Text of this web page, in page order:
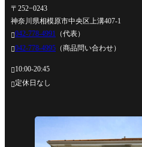
〒252−0243
神奈川県相模原市中央区上溝407-1
042-778-4991 （代表）
042-778-4995 （商品問い合わせ）
10:00-20:45
定休日なし